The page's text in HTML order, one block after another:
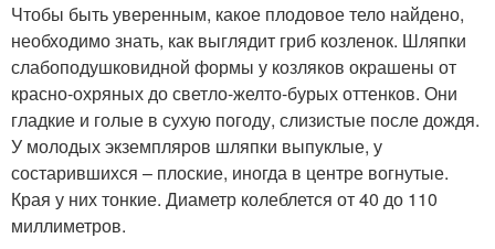
Чтобы быть уверенным, какое плодовое тело найдено,
необходимо знать, как выглядит гриб козленок. Шляпки
слабоподушковидной формы у козляков окрашены от
красно-охряных до светло-желто-бурых оттенков. Они
гладкие и голые в сухую погоду, слизистые после дождя.
У молодых экземпляров шляпки выпуклые, у
состарившихся – плоские, иногда в центре вогнутые.
Края у них тонкие. Диаметр колеблется от 40 до 110
миллиметров.